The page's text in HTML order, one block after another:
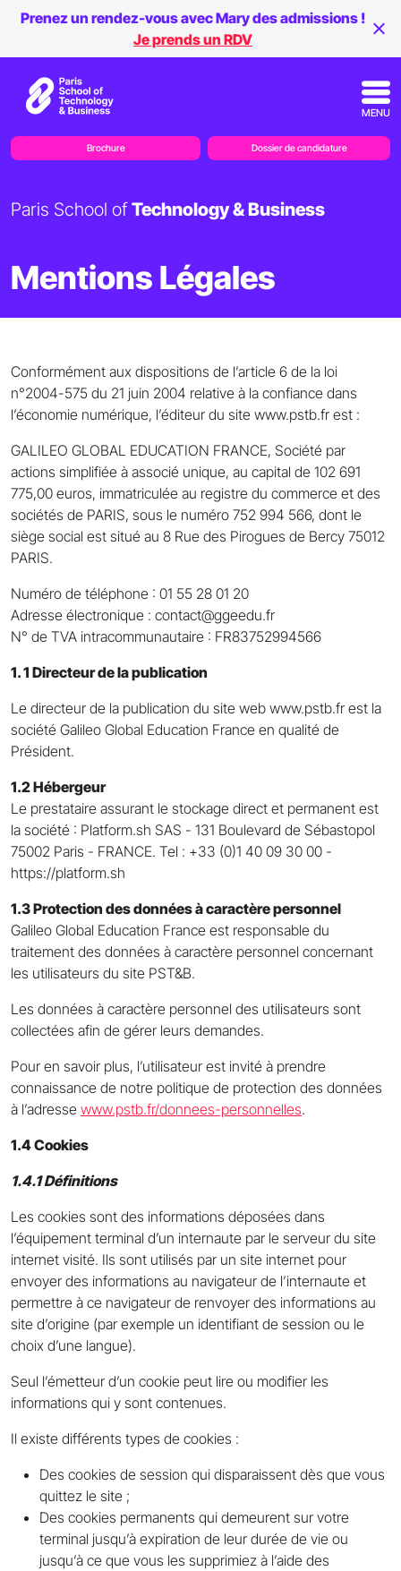
Mentions Légales
Paris School ofTechnology & Business
Conformément aux dispositions de l’article 6 de la loi
n°2004-575 du 21 juin 2004 relative à la confiance dans
l’économie numérique, l’éditeur du site www.pstb.fr est :
GALILEO GLOBAL EDUCATION FRANCE, Société par
actions simplifiée à associé unique, au capital de 102 691
775,00 euros, immatriculée au registre du commerce et des
sociétés de PARIS, sous le numéro 752 994 566, dont le
siège social est situé au 8 Rue des Pirogues de Bercy 75012
PARIS.
Numéro de téléphone : 01 55 28 01 20
Adresse électronique : contact@ggeedu.fr
N° de TVA intracommunautaire : FR83752994566
1. 1 Directeur de la publication
Le directeur de la publication du site web www.pstb.fr est la
société Galileo Global Education France en qualité de
Président.
1.2 Hébergeur
Le prestataire assurant le stockage direct et permanent est
la société : Platform.sh SAS - 131 Boulevard de Sébastopol
75002 Paris - FRANCE. Tel : +33 (0)1 40 09 30 00 -
https://platform.sh
1.3 Protection des données à caractère personnel
Galileo Global Education France est responsable du
traitement des données à caractère personnel concernant
les utilisateurs du site PST&B.
Les données à caractère personnel des utilisateurs sont
collectées afin de gérer leurs demandes.
Pour en savoir plus, l’utilisateur est invité à prendre
connaissance de notre politique de protection des données
à l’adresse www.pstb.fr/donnees-personnelles.
1.4 Cookies
1.4.1 Définitions
Les cookies sont des informations déposées dans
l’équipement terminal d’un internaute par le serveur du site
internet visité. Ils sont utilisés par un site internet pour
envoyer des informations au navigateur de l’internaute et
permettre à ce navigateur de renvoyer des informations au
site d’origine (par exemple un identifiant de session ou le
choix d’une langue).
Seul l’émetteur d’un cookie peut lire ou modifier les
informations qui y sont contenues.
Il existe différents types de cookies :
Des cookies de session qui disparaissent dès que vous
quittez le site ;
Des cookies permanents qui demeurent sur votre
terminal jusqu’à expiration de leur durée de vie ou
jusqu’à ce que vous les supprimiez à l’aide des
Prenez un rendez-vous avec Mary des admissions !
Je prends un RDV
MENU
Brochure Dossier de candidature